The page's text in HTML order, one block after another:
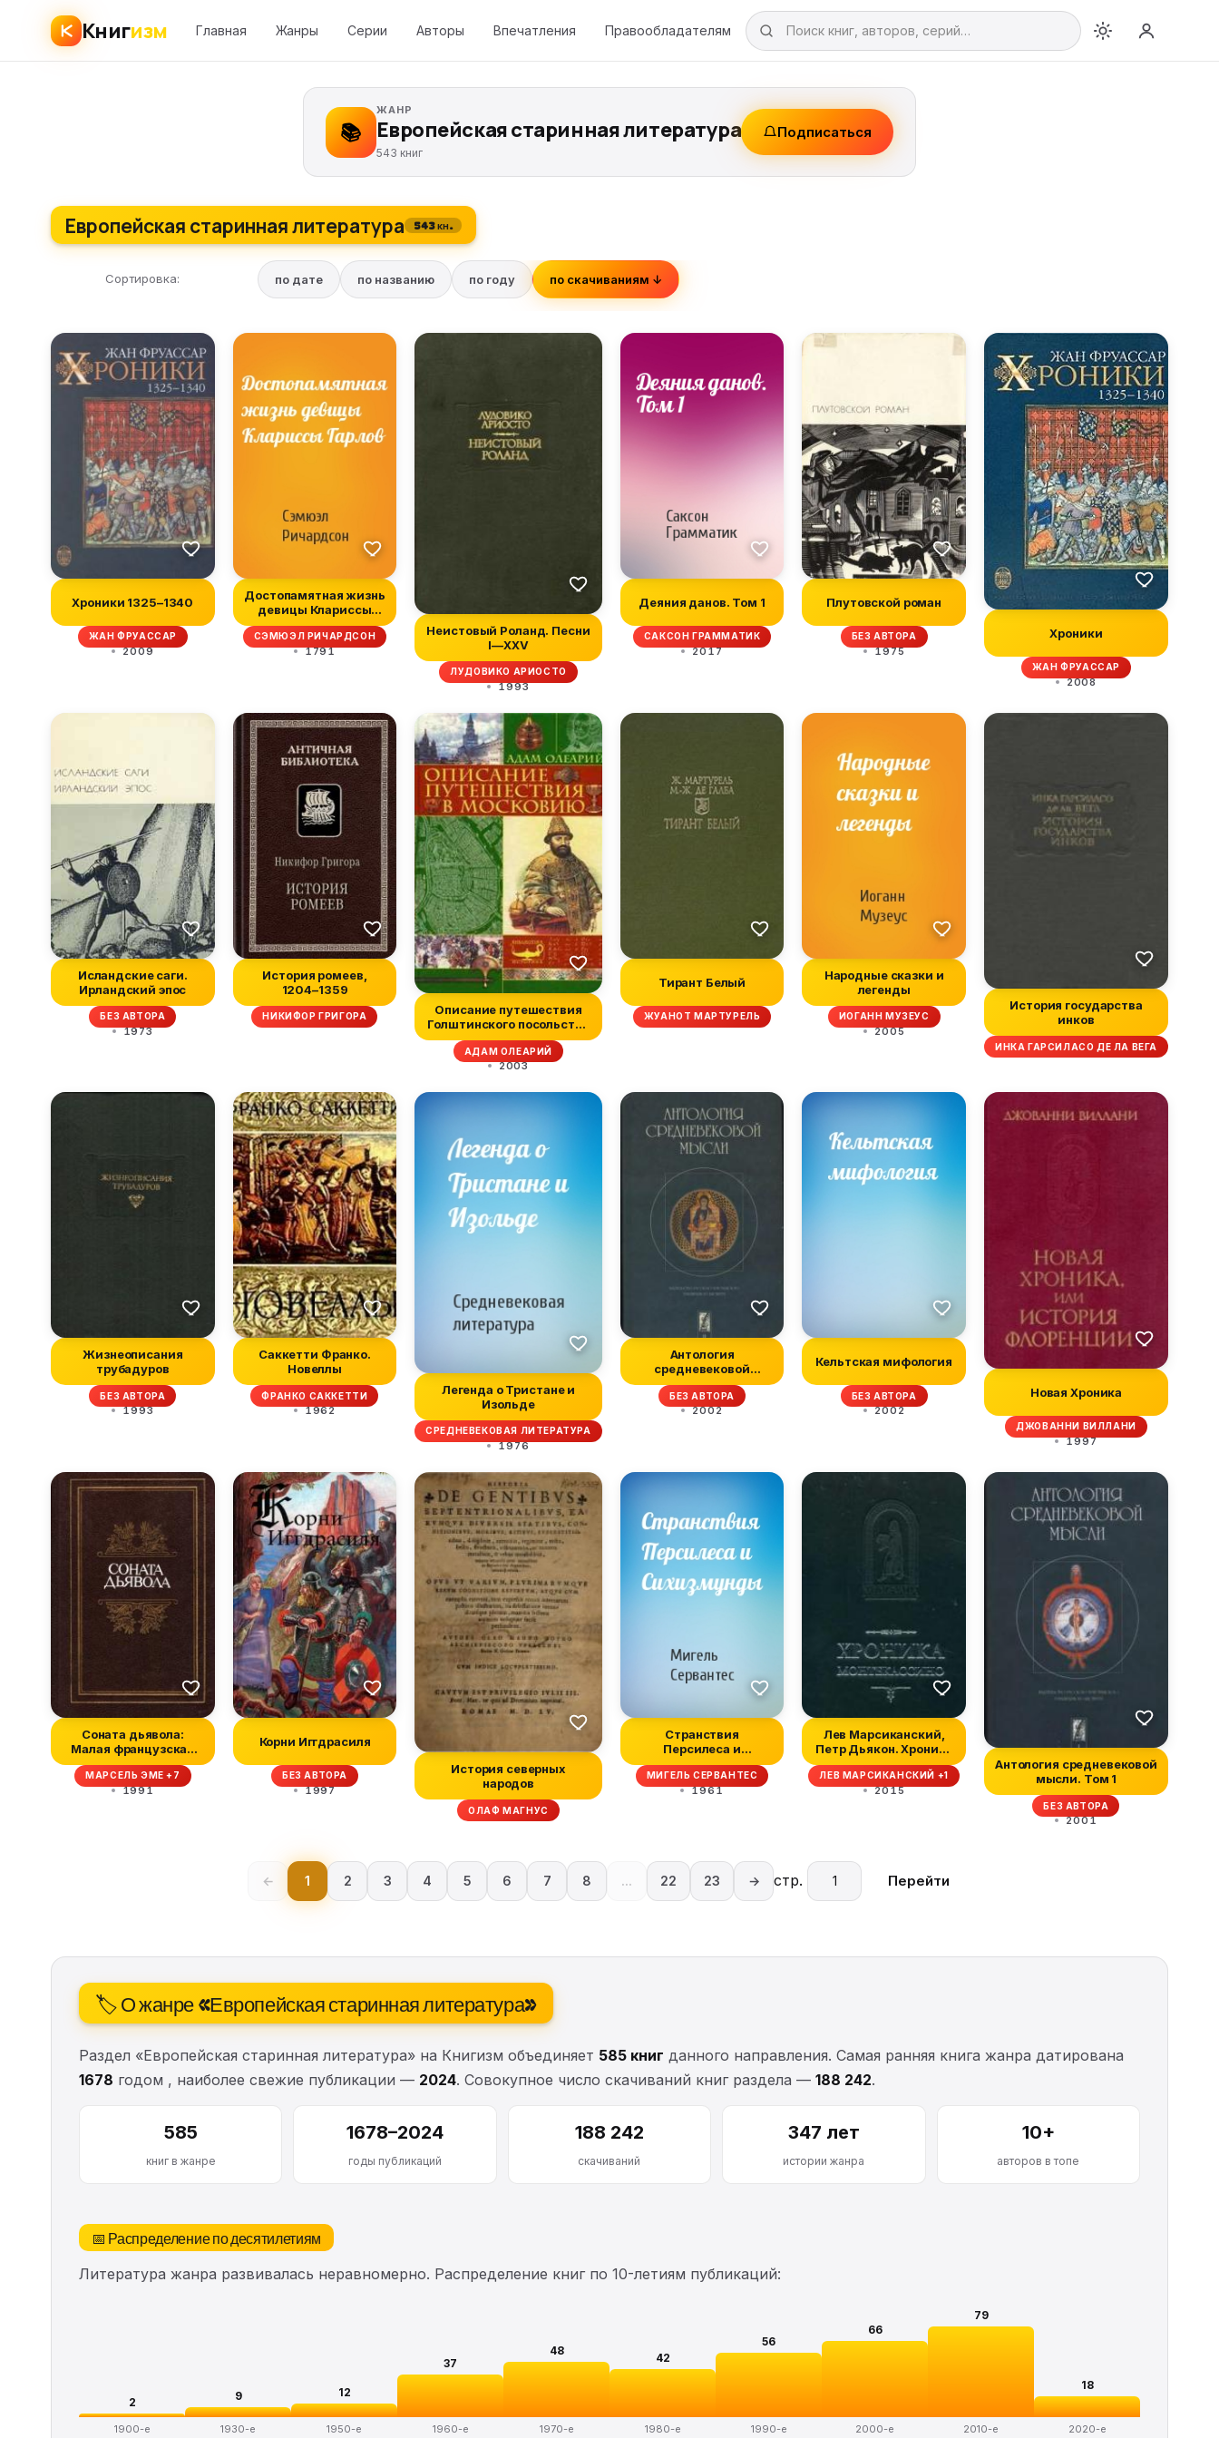
Книгизм Главная Жанры Серии Авторы Впечатления Правообладателям
📚
ЖАНР
Европейская старинная литература
543 книг
Подписаться
Европейская старинная литература 543 кн.
Сортировка: по дате по названию по году по скачиваниям ↓
Хроники 1325–1340
ЖАН ФРУАССАР
2009
Достопамятная жизнь
девицы Клариссы
Гарлов
СЭМЮЭЛ РИЧАРДСОН
1791
Неистовый Роланд. Песни
I—XXV
ЛУДОВИКО АРИОСТО
1993
Деяния данов. Том 1
САКСОН ГРАММАТИК
2017
Плутовской роман
БЕЗ АВТОРА
1975
Хроники
ЖАН ФРУАССАР
2008
Исландские саги.
Ирландский эпос
БЕЗ АВТОРА
1973
История ромеев,
1204–1359
НИКИФОР ГРИГОРА
Описание путешествия
Голштинского посольства
в Мос...
АДАМ ОЛЕАРИЙ
2003
Тирант Белый
ЖУАНОТ МАРТУРЕЛЬ
Народные сказки и
легенды
ИОГАНН МУЗЕУС
2005
История государства
инков
ИНКА ГАРСИЛАСО ДЕ ЛА ВЕГА
Жизнеописания
трубадуров
БЕЗ АВТОРА
1993
Саккетти Франко.
Новеллы
ФРАНКО САККЕТТИ
1962
Легенда о Тристане и
Изольде
СРЕДНЕВЕКОВАЯ ЛИТЕРАТУРА
1976
Антология
средневековой
мысли. Том 2
БЕЗ АВТОРА
2002
Кельтская мифология
БЕЗ АВТОРА
2002
Новая Хроника
ДЖОВАННИ ВИЛЛАНИ
1997
Соната дьявола:
Малая французская
проза XVIII–XX в...
МАРСЕЛЬ ЭМЕ +7
1991
Корни Иггдрасиля
БЕЗ АВТОРА
1997
История северных
народов
ОЛАФ МАГНУС
Странствия
Персилеса и
Сихизмунды
МИГЕЛЬ СЕРВАНТЕС
1961
Лев Марсиканский,
Петр Дьякон. Хроника
Монтекассин...
ЛЕВ МАРСИКАНСКИЙ +1
2015
Антология средневековой
мысли. Том 1
БЕЗ АВТОРА
2001
← 1 2 3 4 5 6 7 8 ... 22 23 → стр. Перейти
🏷️ О жанре «Европейская старинная литература»
Раздел «Европейская старинная литература» на Книгизм объединяет 585 книг данного направления. Самая ранняя книга жанра датирована
1678 годом , наиболее свежие публикации — 2024. Совокупное число скачиваний книг раздела — 188 242.
585
книг в жанре
1678–2024
годы публикаций
188 242
скачиваний
347 лет
истории жанра
10+
авторов в топе
📅 Распределение по десятилетиям
Литература жанра развивалась неравномерно. Распределение книг по 10-летиям публикаций:
2
1900-е
9
1930-е
12
1950-е
37
1960-е
48
1970-е
42
1980-е
56
1990-е
66
2000-е
79
2010-е
18
2020-е